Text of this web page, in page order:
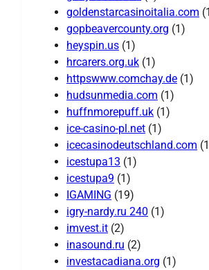
goldenstarcasinoitalia.com
gopbeavercounty.org (1)
heyspin.us (1)
hrcarers.org.uk (1)
httpswww.comchay.de (1)
hudsunmedia.com (1)
huffnmorepuff.uk (1)
ice-casino-pl.net (1)
icecasinodeutschland.com
icestupa13 (1)
icestupa9 (1)
IGAMING (19)
igry-nardy.ru 240 (1)
imvest.it (2)
inasound.ru (2)
investacadiana.org (1)